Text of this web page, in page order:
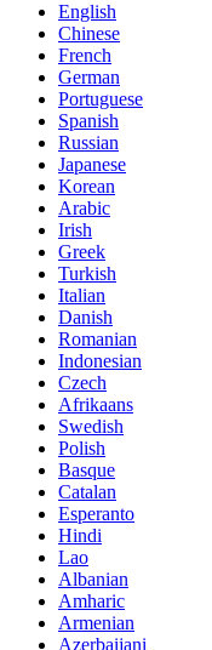
English
Chinese
French
German
Portuguese
Spanish
Russian
Japanese
Korean
Arabic
Irish
Greek
Turkish
Italian
Danish
Romanian
Indonesian
Czech
Afrikaans
Swedish
Polish
Basque
Catalan
Esperanto
Hindi
Lao
Albanian
Amharic
Armenian
Azerbaijani